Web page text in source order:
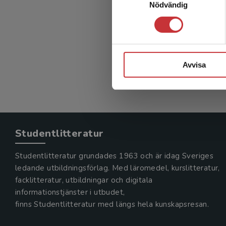
Nödvändig
Avvisa
Studentlitteratur
Studentlitteratur grundades 1963 och är idag Sveriges
ledande utbildningsförlag. Med läromedel, kurslitteratur,
facklitteratur, utbildningar och digitala
informationstjänster i utbudet,
finns Studentlitteratur med längs hela kunskapsresan.